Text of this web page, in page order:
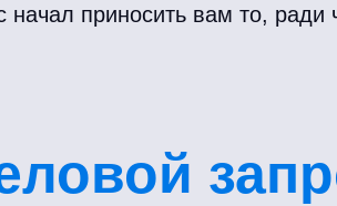
начал приносить вам то, ради